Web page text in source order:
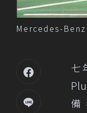
Mercedes-
七
備